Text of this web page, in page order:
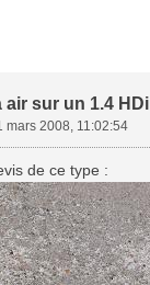
air sur un 1.4 HDi
mars 2008, 11:02:54
de ce type :